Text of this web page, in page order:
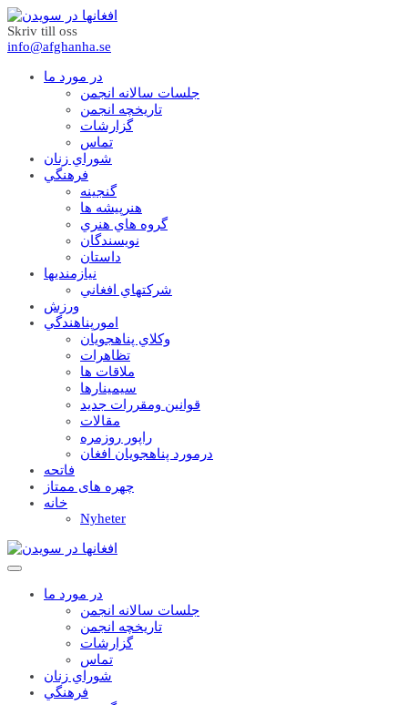
Skriv till oss
info@afghanha.se
در مورد ما
جلسات سالانه انجمن
تاریخچه انجمن
گزارشات
تماس
شوراي زنان
فرهنگي
گنجينه
هنرپيشه ها
گروه هاي هنري
نويسندگان
داستان
نيازمنديها
شرکتهاي افغاني
ورزش
امورپناهندگي
وکلاي پناهجويان
تظاهرات
ملاقات ها
سيمينارها
قوانين ومقررات جديد
مقالات
راپور روزمره
درمورد پناهجويان افغان
فاتحه
چهره های ممتاز
خانه
Nyheter
در مورد ما
جلسات سالانه انجمن
تاریخچه انجمن
گزارشات
تماس
شوراي زنان
فرهنگي